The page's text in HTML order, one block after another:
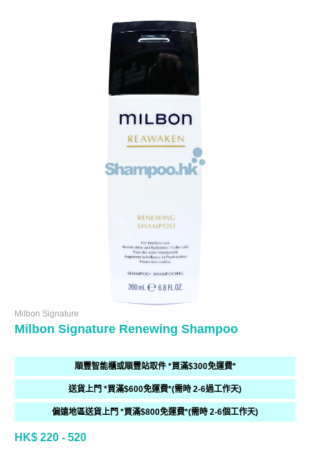
Milbon Signature
Milbon Signature Renewing Shampoo
順豐智能櫃或順豐站取件 *買滿$300免運費*
送貨上門 *買滿$600免運費*(需時 2-6過工作天)
偏遠地區送貨上門 *買滿$800免運費*(需時 2-6個工作天)
HK$ 220 - 520